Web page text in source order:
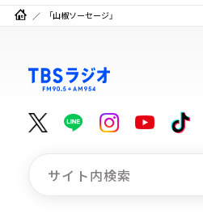
「山椒ソーセージ」